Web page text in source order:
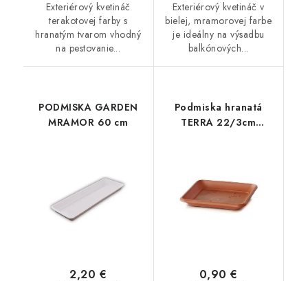
Exteriérový kvetináč
terakotovej farby s
hranatým tvarom vhodný
na pestovanie...
Exteriérový kvetináč v
bielej, mramorovej farbe
je ideálny na výsadbu
balkónových...
PODMISKA GARDEN
MRAMOR 60 cm
2,20 €
Podmiska hranatá
TERRA 22/3cm
0,90 €